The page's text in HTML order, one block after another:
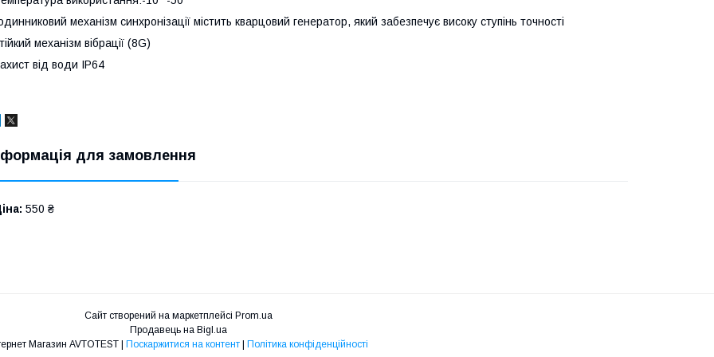
механізм синхронізації містить кварцовий генератор, який забезпечує високу ступінь точності
механізм вібрації (8G)
від води IP64
для замовлення
550 ₴
Сайт створений на маркетплейсі Prom.ua
Продавець на Bigl.ua
Поскаржитися на контент Політика конфіденційності